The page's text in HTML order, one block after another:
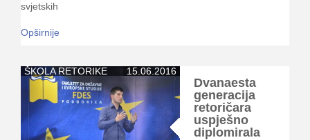
svjetskih
Opširnije
ŠKOLA RETORIKE 15.06.2016
Dvanaesta
generacija
retoričara
uspješno
diplomirala